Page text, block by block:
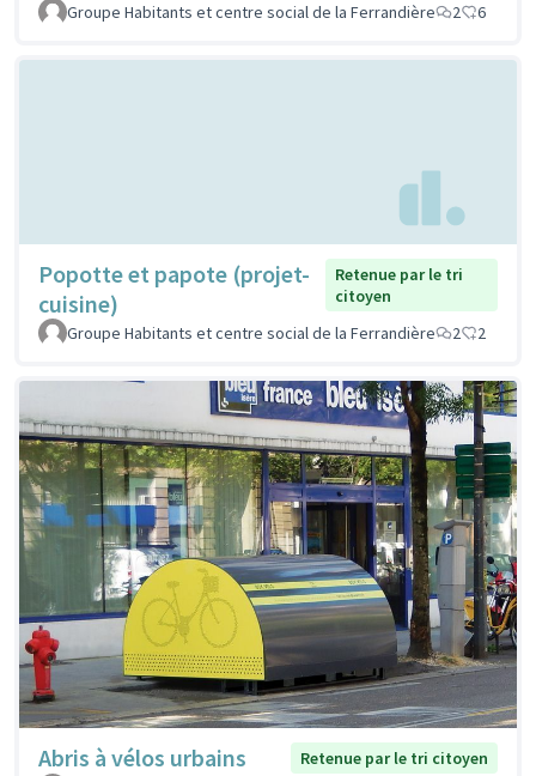
Groupe Habitants et centre social de la Ferrandière
2 6
Popotte et papote (projet-
cuisine)
Retenue par le tri
citoyen
Groupe Habitants et centre social de la Ferrandière
2 2
Abris à vélos urbains
Retenue par le tri citoyen